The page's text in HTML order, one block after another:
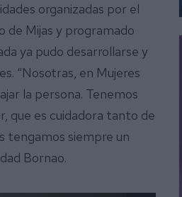
organizadas por el
de Mijas y programado
ya pudo desarrollarse y
“Nosotras, en Mujeres
la persona. Tenemos
que es cuidadora tanto de
tengamos siempre un
Bornao.